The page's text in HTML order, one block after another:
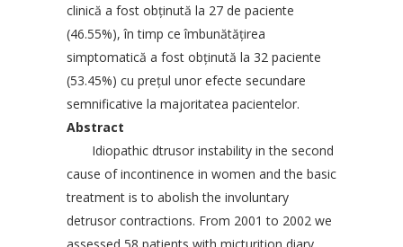
clinică a fost obținută la 27 de paciente
(46.55%), în timp ce îmbunătățirea
simptomatică a fost obținută la 32 paciente
(53.45%) cu prețul unor efecte secundare
semnificative la majoritatea pacientelor.
Abstract
Idiopathic dtrusor instability in the second
cause of incontinence in women and the basic
treatment is to abolish the involuntary
detrusor contractions. From 2001 to 2002 we